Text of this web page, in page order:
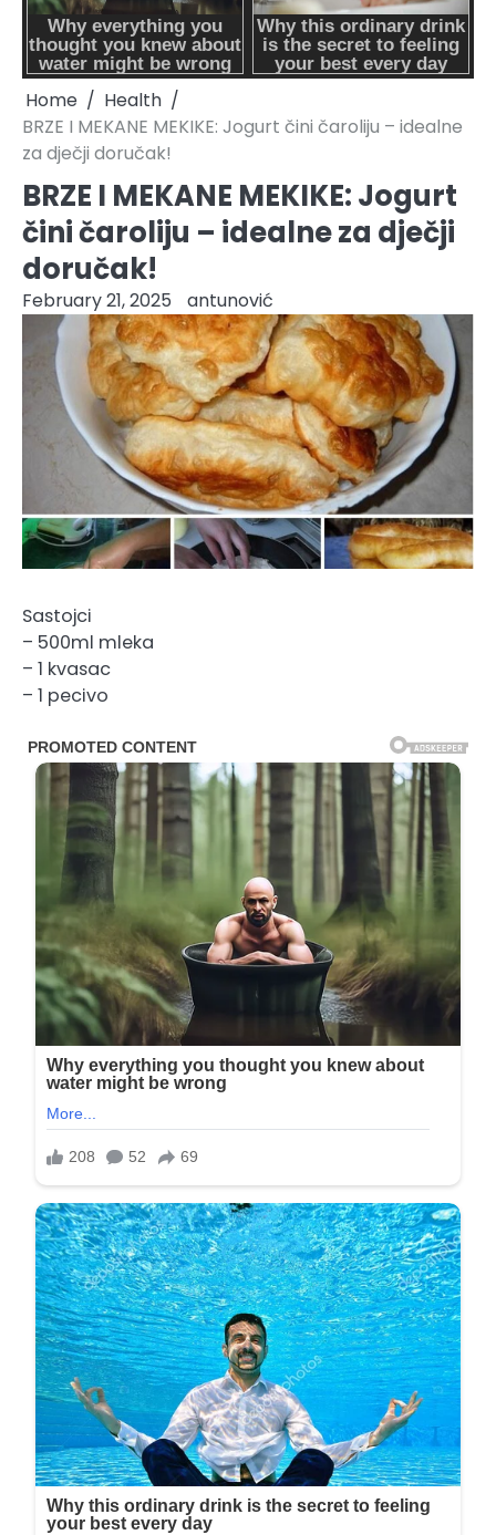
Home
Health
BRZE I MEKANE MEKIKE: Jogurt čini čaroliju – idealne
za dječji doručak!
BRZE I MEKANE MEKIKE: Jogurt
čini čaroliju – idealne za dječji
doručak!
February 21, 2025 antunović
Sastojci
– 500ml mleka
– 1 kvasac
– 1 pecivo